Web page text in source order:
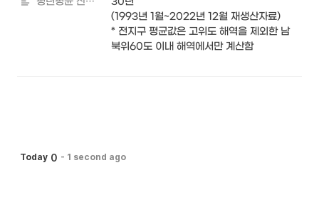
(1993년 1월~2022년 12월 재생산자료)
* 전지구 평균값은 고위도 해역을 제외한 남
북위60도 이내 해역에서만 계산함
Today 0 - 1 second ago